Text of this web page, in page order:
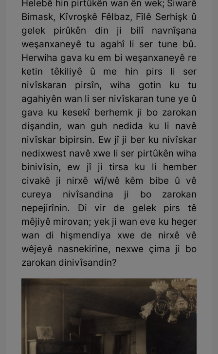
Helebê hin pirtûkên wan ên wek; Siwarê
Bimask, Kîvroşkê Fêlbaz, Fîlê Serhişk û
gelek pirûkên din ji bilî navnîşana
weşanxaneyê tu agahî li ser tune bû.
Herwiha gava ku em bi weşanxaneyê re
ketin têkiliyê û me hin pirs li ser
nivîskaran pirsîn, wiha gotin ku tu
agahiyên wan li ser nivîskaran tune ye û
gava ku kesekî berhemk ji bo zarokan
dişandin, wan guh nedida ku li navê
nivîskar bipirsin. Ew jî ji ber ku nivîskar
nedixwest navê xwe li ser pirtûkên wiha
binivîsin, ew jî ji tirsa ku li hember
civakê ji nirxê wî/wê kêm bibe û vê
cureya nivîsandina ji bo zarokan
nepejirînin. Di vir de gelek pirs tê
mêjiyê mirovan; yek ji wan eve ku heger
wan di hişmendiya xwe de nirxê vê
wêjeyê nasnekirine, nexwe çima ji bo
zarokan dinivîsandin?